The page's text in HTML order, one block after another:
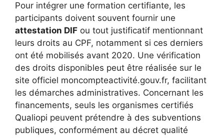
Pour intégrer une formation certifiante, les
participants doivent souvent fournir une
attestation DIF ou tout justificatif mentionnant
leurs droits au CPF, notamment si ces derniers
ont été mobilisés avant 2020. Une vérification
des droits disponibles peut être réalisée sur le
site officiel moncompteactivité.gouv.fr, facilitant
les démarches administratives. Concernant les
financements, seuls les organismes certifiés
Qualiopi peuvent prétendre à des subventions
publiques, conformément au décret qualité